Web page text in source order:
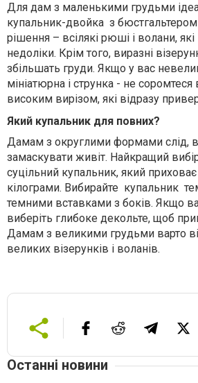
Для дам з маленькими грудьми
купальник-двойка з
рішення – всілякі рюші і волани,
недоліки. Крім того, виразні
збільшать груди. Якщо у вас
мініатюрна і струнка - не
високим вирізом, які відразу
Який купальник для повних?
Дамам з округлими формами слід,
замаскувати живіт. Найкращий
суцільний купальник, який
кілограми. Вибирайте купальник
темними вставками з боків. Якщо
виберіть глибоке декольте, щоб
Дамам з великими грудьми варто
великих візерунків і воланів.
Останні новини